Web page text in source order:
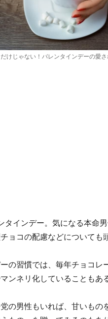
けじゃない！バレンタインデーの愛さ
タインデー。気になる本命
ョコの配慮などについても
の習慣では、毎年チョコレ
ンネリ化していることもあ
の男性もいれば、甘いもの